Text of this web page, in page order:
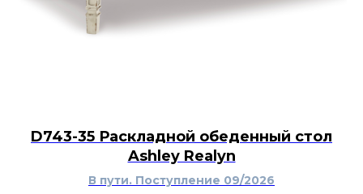
D743-35 Раскладной обеденный стол
Ashley Realyn
В пути. Поступление 09/2026